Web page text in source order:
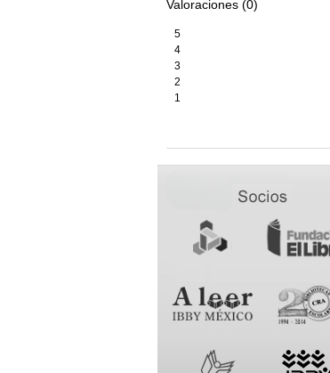
Valoraciones (0)
5
4
3
2
1